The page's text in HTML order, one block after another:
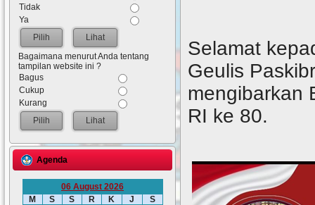
Tidak
Ya
Lihat
Bagaimana menurut Anda tentang
tampilan website ini ?
Bagus
Cukup
Kurang
Lihat
Agenda
06 August 2026
M
S S R K J S
Selamat
Geulis
mengibarkan
RI ke 80.